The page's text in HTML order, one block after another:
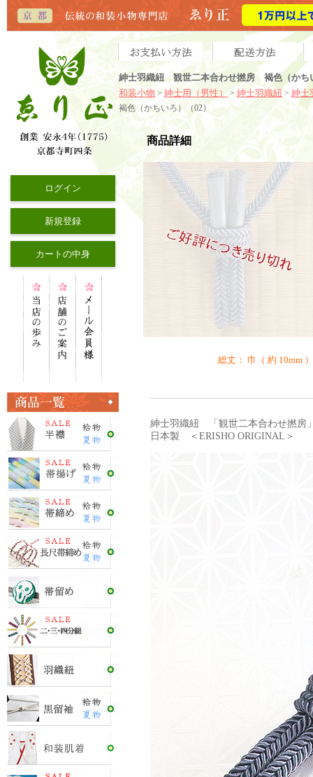
紳士羽織紐 観世二本合わせ撚房 褐色（かち
和装小物 > 紳士用（男性） >紳士羽織紐 > 紳士
褐色（かちいろ）（02）
ログイン
新規登録
カートの中身
商品詳細
総丈： 巾（ 約 10mm
紳士羽織紐 「観世二本合わせ撚房
日本製 ＜ERISHO ORIGINAL＞